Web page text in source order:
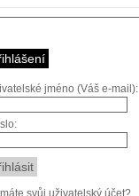
jméno (Váš e-mail):
svůj uživatelský účet?